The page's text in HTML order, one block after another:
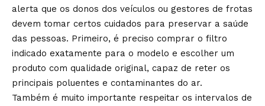
alerta que os donos dos veículos ou gestores de frotas
devem tomar certos cuidados para preservar a saúde
das pessoas. Primeiro, é preciso comprar o filtro
indicado exatamente para o modelo e escolher um
produto com qualidade original, capaz de reter os
principais poluentes e contaminantes do ar.
Também é muito importante respeitar os intervalos de